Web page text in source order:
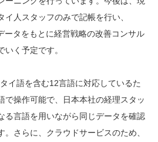
人スタッフのみで記帳を行い、
ータをもとに経営戦略の改善コンサル
く予定です。
イ語を含む12言語に対応しているた
で操作可能で、日本本社の経理スタッ
る言語を用いながら同じデータを確認
さらに、クラウドサービスのため、